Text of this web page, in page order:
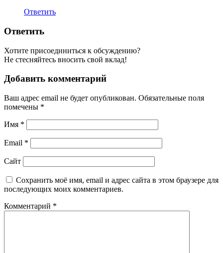
Ответить
Ответить
Хотите присоединиться к обсуждению?
Не стесняйтесь вносить свой вклад!
Добавить комментарий
Ваш адрес email не будет опубликован. Обязательные поля
помечены *
Имя *
Email *
Сайт
Сохранить моё имя, email и адрес сайта в этом браузере для
последующих моих комментариев.
Комментарий *